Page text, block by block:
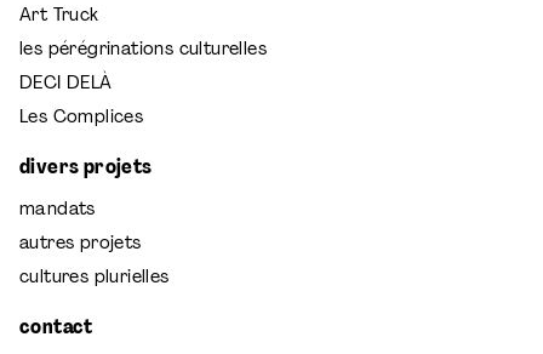
Art Truck
les pérégrinations culturelles
DECI DELÀ
Les Complices
divers projets
mandats
autres projets
cultures plurielles
contact